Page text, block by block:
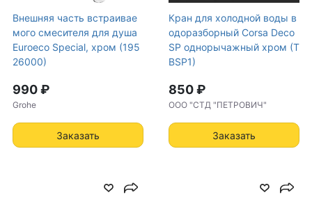
Внешняя часть встраивае
мого смесителя для душа
Euroeco Special, хром (195
26000)
990 ₽
Grohe
Заказать
Кран для холодной воды в
одоразборный Corsa Deco
SP однорычажный хром (T
BSP1)
850 ₽
ООО "СТД "ПЕТРОВИЧ"
Заказать